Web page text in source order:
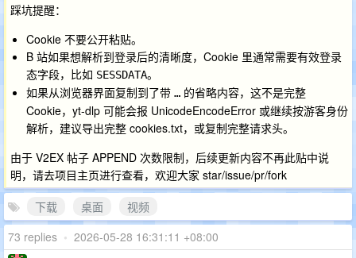
踩坑提醒：
Cookie 不要公开粘贴。
B 站如果想解析到登录后的清晰度，Cookie 里通常需要有效登录
态字段，比如 SESSDATA。
如果从浏览器界面复制到了带 … 的省略内容，这不是完整
Cookie，yt-dlp 可能会报 UnicodeEncodeError 或继续按游客身份
解析，建议导出完整 cookies.txt，或复制完整请求头。
由于 V2EX 帖子 APPEND 次数限制，后续更新内容不再此贴中说
明，请去项目主页进行查看，欢迎大家 star/issue/pr/fork
下载
桌面
视频
73 replies • 2026-05-28 16:31:11 +08:00